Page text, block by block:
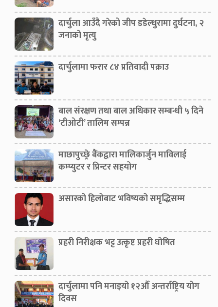
दार्चुला आउँदै गरेको जीप डडेल्धुरामा दुर्घटना, २
जनाको मृत्यु
दार्चुलामा फरार ८४ प्रतिवादी पक्राउ
बाल संरक्षण तथा बाल अधिकार सम्बन्धी ५ दिने
‘टीओटी’ तालिम सम्पन्न
माछापुच्छ्रे बैंकद्वारा मालिकार्जुन माविलाई
कम्प्युटर र प्रिन्टर सहयोग
असारको हिलोबाट भविष्यको समृद्धिसम्म
प्रहरी निरीक्षक भट्ट उत्कृष्ट प्रहरी घोषित
दार्चुलामा पनि मनाइयो १२औँ अन्तर्राष्ट्रिय योग
दिवस